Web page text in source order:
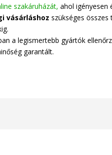
szakáruházát, ahol igényesen
vásárláshozszükséges
a legismertebb gyártók
garantált.